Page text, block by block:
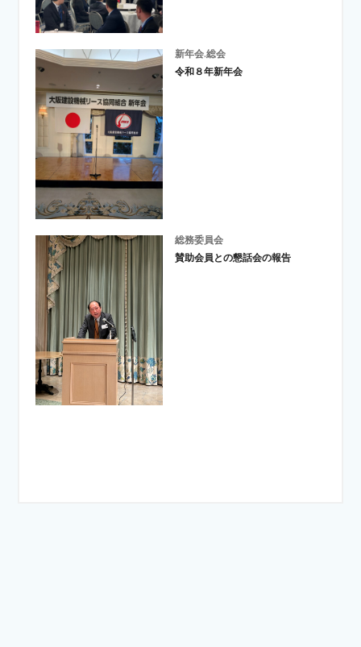
新年会.総会
令和８年新年会
総務委員会
賛助会員との懇話会の報告